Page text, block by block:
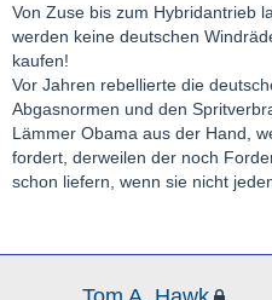
Von Zuse bis zum Hybridantrieb
werden keine deutschen
kaufen!
Vor Jahren rebellierte die
Abgasnormen und den
Lämmer Obama aus der Hand,
fordert, derweilen der noch
schon liefern, wenn sie nicht